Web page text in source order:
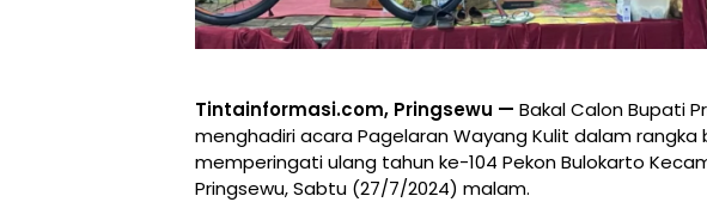
Tintainformasi.com, Pringsewu — Bakal Calon Bupati
menghadiri acara Pagelaran Wayang Kulit dalam rangka
memperingati ulang tahun ke-104 Pekon Bulokarto
Pringsewu, Sabtu (27/7/2024) malam.